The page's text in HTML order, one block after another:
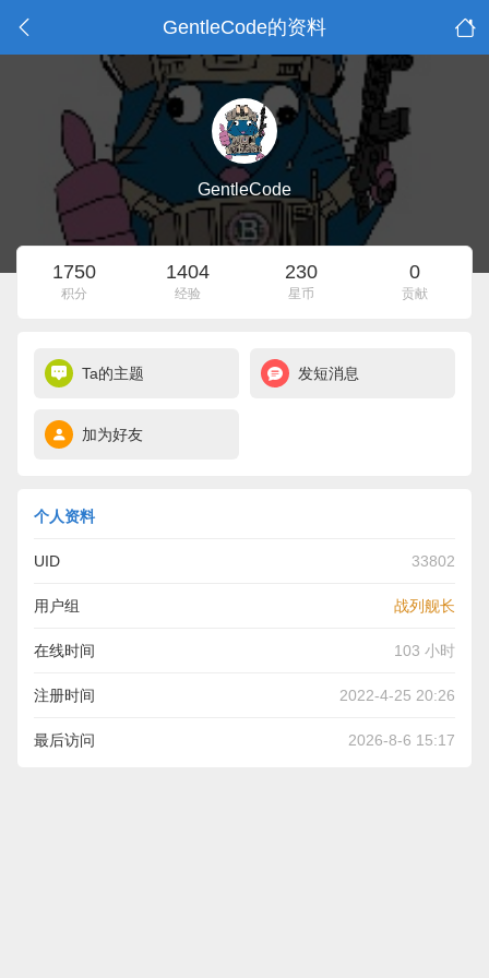
GentleCode的资料
GentleCode
1750
积分
1404
经验
230
星币
0
贡献
Ta的主题 发短消息
加为好友
个人资料
UID 33802
用户组 战列舰长
在线时间 103 小时
注册时间 2022-4-25 20:26
最后访问 2026-8-6 15:17